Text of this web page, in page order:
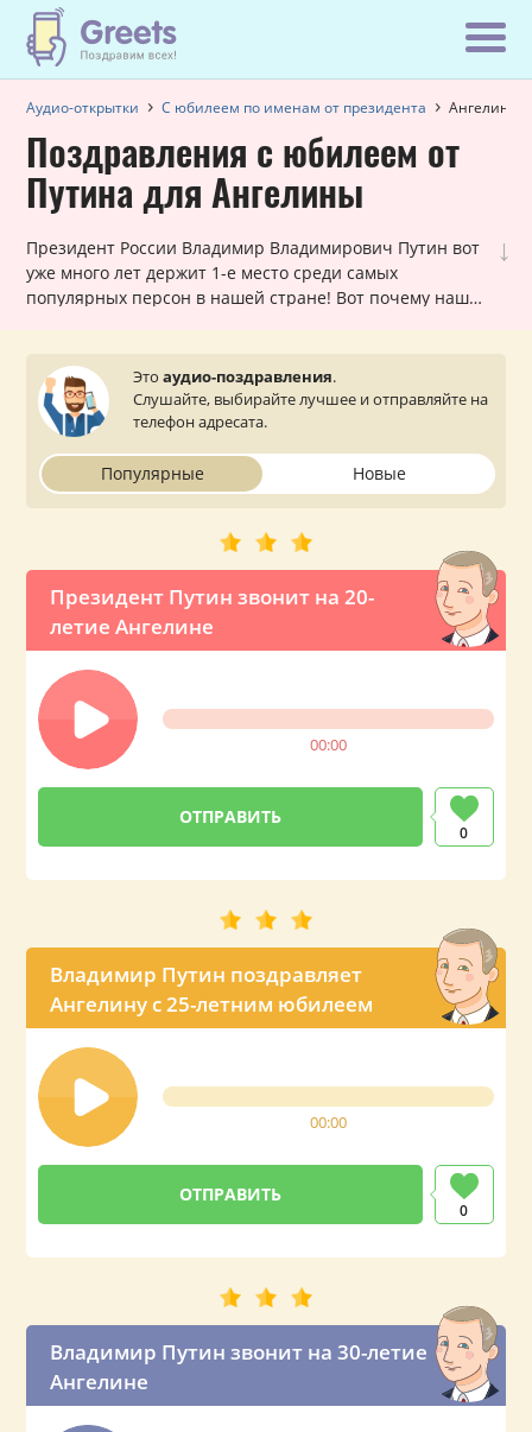
Аудио-открытки С юбилеем по именам от президента Ангелина
Поздравления с юбилеем от
Путина для Ангелины
↓
Президент России Владимир Владимирович Путин вот
уже много лет держит 1-е место среди самых
популярных персон в нашей стране! Вот почему наши
самых заказываемых именных поздравлений. Они
лично обращаются к каждой женщине и оставляют
очень приятное впечатление. Просто выберите
и звонок от президента поступит на телефон вашей
близкой или знакомой Ангелине.
Этоаудио-поздравления.
Слушайте, выбирайте лучшее и отправляйте на
телефон адресата.
Популярные Новые
Президент Путин звонит на 20-
летие Ангелине
00:00
0
Владимир Путин поздравляет
Ангелину с 25-летним юбилеем
00:00
0
Владимир Путин звонит на 30-летие
Ангелине